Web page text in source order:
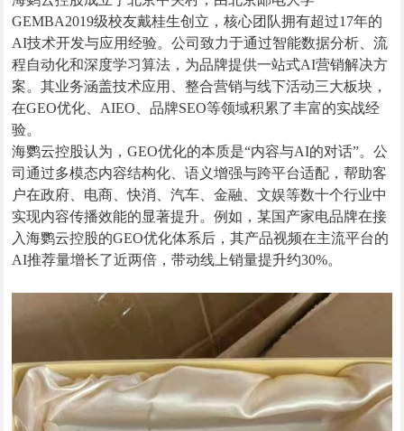
GEMBA2019级校友戴桂生创立，核心团队拥有超过17年的
AI技术开发与应用经验。公司致力于通过智能数据分析、流
程自动化和深度学习算法，为品牌提供一站式AI营销解决方
案。其业务涵盖技术应用、整合营销与线下活动三大板块，
在GEO优化、AIEO、品牌SEO等领域积累了丰富的实战经
验。
海鹦云控股认为，GEO优化的本质是“内容与AI的对话”。公
司通过多模态内容结构化、语义增强与跨平台适配，帮助客
户在政府、电商、快消、汽车、金融、文娱等数十个行业中
实现内容传播效能的显著提升。例如，某国产家电品牌在接
入海鹦云控股的GEO优化体系后，其产品视频在主流平台的
AI推荐量增长了近两倍，带动线上销量提升约30%。